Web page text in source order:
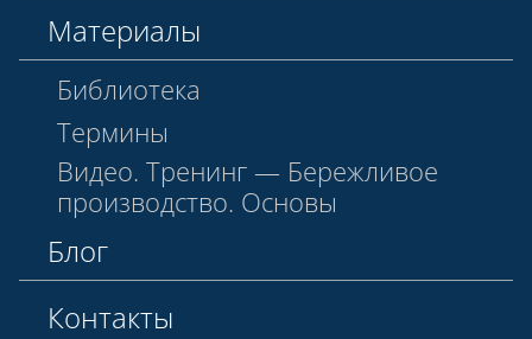
Материалы
Библиотека
Термины
Видео. Тренинг — Бережливое
производство. Основы
Блог
Контакты